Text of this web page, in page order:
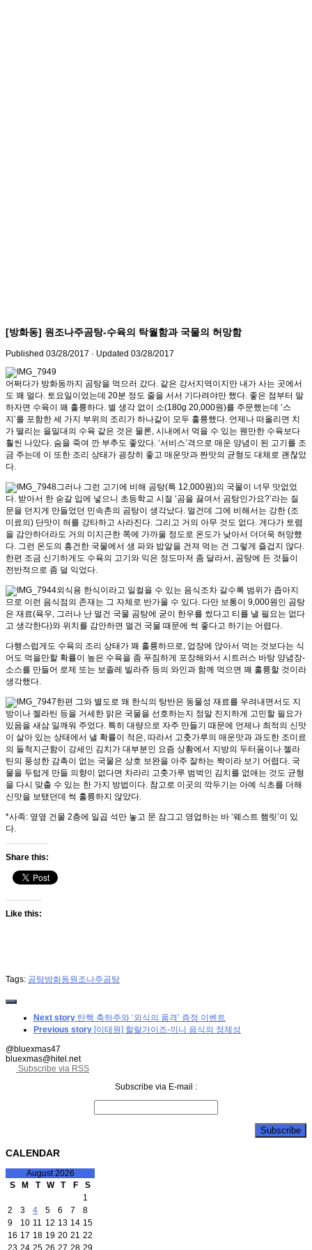
[방화동] 원조나주곰탕-수육의 탁월함과 국물의 허망함
Published 03/28/2017 · Updated 03/28/2017
어쩌다가 방화동까지 곰탕을 먹으러 갔다. 같은 강서지역이지만 내가 사는 곳에서
도 꽤 멀다. 토요일이었는데 20분 정도 줄을 서서 기다려야만 했다. 좋은 점부터 말
하자면 수육이 꽤 훌륭하다. 별 생각 없이 소(180g 20,000원)를 주문했는데 ‘스
지’를 포함한 세 가지 부위의 조리가 하나같이 모두 훌륭했다. 언제나 떠올리면 치
가 떨리는 을밀대의 수육 같은 것은 물론, 시내에서 먹을 수 있는 웬만한 수육보다
훨씬 나았다. 숨을 죽여 깐 부추도 좋았다. ‘서비스’격으로 매운 양념이 된 고기를 조
금 주는데 이 또한 조리 상태가 굉장히 좋고 매운맛과 짠맛의 균형도 대체로 괜찮았
다.
그러나 그런 고기에 비해 곰탕(특 12,000원)의 국물이 너무 맛없었
다. 받아서 한 숟갈 입에 넣으니 초등학교 시절 ‘곰을 끓여서 곰탕인가요?’라는 질
문을 던지게 만들었던 민속촌의 곰탕이 생각났다. 멀건데 그에 비해서는 강한 (조
미료의) 단맛이 혀를 강타하고 사라진다. 그리고 거의 아무 것도 없다. 게다가 토렴
을 감안하더라도 거의 미지근한 쪽에 가까울 정도로 온도가 낮아서 더더욱 허망했
다. 그런 온도의 흥건한 국물에서 생 파와 밥알을 건져 먹는 건 그렇게 즐겁지 않다.
한편 조금 신기하게도 수육의 고기와 익은 정도마저 좀 달라서, 곰탕에 든 것들이
전반적으로 좀 덜 익었다.
외식용 한식이라고 일컬을 수 있는 음식조차 갈수록 범위가 좁아지
므로 이런 음식점의 존재는 그 자체로 반가울 수 있다. 다만 보통이 9,000원인 곰탕
은 재료(육우, 그러나 난 멀건 국물 곰탕에 굳이 한우를 썼다고 티를 낼 필요는 없다
고 생각한다)와 위치를 감안하면 멀건 국물 때문에 썩 좋다고 하기는 어렵다.
다행스럽게도 수육의 조리 상태가 꽤 훌륭하므로, 업장에 앉아서 먹는 것보다는 식
어도 먹을만할 확률이 높은 수육을 좀 푸짐하게 포장해와서 시트러스 바탕 양념장-
소스를 만들어 로제 또는 보졸레 빌라쥬 등의 와인과 함께 먹으면 꽤 훌륭할 것이라
생각했다.
한편 그와 별도로 왜 한식의 탕반은 동물성 재료를 우려내면서도 지
방이나 젤라틴 등을 거세한 맑은 국물을 선호하는지 정말 진지하게 고민할 필요가
있음을 새삼 일깨워 주었다. 특히 대량으로 자주 만들기 때문에 언제나 최적의 신맛
이 살아 있는 상태에서 낼 확률이 적은, 따라서 고춧가루의 매운맛과 과도한 조미료
의 들척지근함이 강세인 김치가 대부분인 요즘 상황에서 지방의 두터움이나 젤라
틴의 풍성한 감촉이 없는 국물은 상호 보완을 아주 잘하는 짝이라 보기 어렵다. 국
물을 두텁게 만들 의향이 없다면 차라리 고춧가루 범벅인 김치를 없애는 것도 균형
을 다시 맞출 수 있는 한 가지 방법이다. 참고로 이곳의 깍두기는 아예 식초를 더해
신맛을 보탰던데 썩 훌륭하지 않았다.
*사족: 옆옆 건물 2층에 일곱 석만 놓고 문 잠그고 영업하는 바 ‘웨스트 햄릿’이 있
다.
Share this:
Like this:
Tags: 곰탕방화동원조나주곰탕
Next story 탄핵 축하주와 ‘외식의 품격’ 증정 이벤트
Previous story [이태원] 할랄가이즈-끼니 음식의 정체성
@bluexmas47
bluexmas@hitel.net
Subscribe via RSS
Subscribe via E-mail :
CALENDAR
August 2026
S
M T W T F
S
1
2
3 4 5 6 7
8
9
10 11 12 13 14 15
16 17 18 19 20 21 22
23 24 25 26 27 28 29